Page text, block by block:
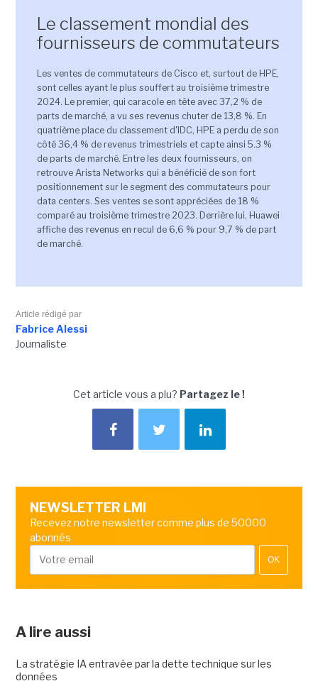
Le classement mondial des
fournisseurs de commutateurs
Les ventes de commutateurs de Cisco et, surtout de HPE,
sont celles ayant le plus souffert au troisième trimestre
2024. Le premier, qui caracole en tête avec 37,2 % de
parts de marché, a vu ses revenus chuter de 13,8 %. En
quatrième place du classement d'IDC, HPE a perdu de son
côté 36,4 % de revenus trimestriels et capte ainsi 5.3 %
de parts de marché. Entre les deux fournisseurs, on
retrouve Arista Networks qui a bénéficié de son fort
positionnement sur le segment des commutateurs pour
data centers. Ses ventes se sont appréciées de 18 %
comparé au troisième trimestre 2023. Derrière lui, Huawei
affiche des revenus en recul de 6,6 % pour 9,7 % de part
de marché.
Article rédigé par
Fabrice Alessi
Journaliste
Cet article vous a plu? Partagez le !
NEWSLETTER LMI
Recevez notre newsletter comme plus de 50000
abonnés
OK
A lire aussi
La stratégie IA entravée par la dette technique sur les
données